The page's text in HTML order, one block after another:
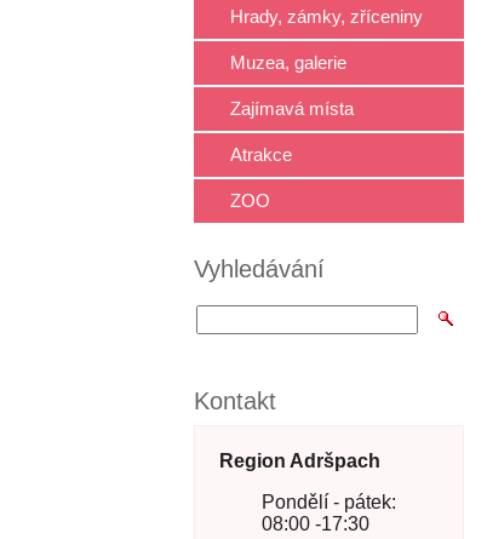
Hrady, zámky, zříceniny
Muzea, galerie
Zajímavá místa
Atrakce
ZOO
Vyhledávání
Kontakt
Region Adršpach
Pondělí - pátek:
08:00 -17:30